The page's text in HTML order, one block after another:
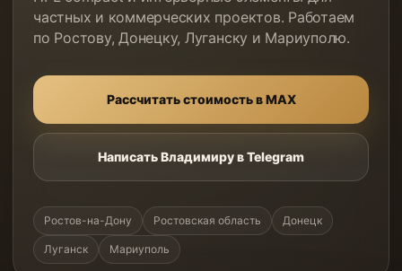
частных и коммерческих проектов. Работаем
по Ростову, Донецку, Луганску и Мариуполю.
Рассчитать стоимость в MAX
Написать Владимиру в Telegram
Ростов-на-Дону Ростовская область Донецк
Луганск Мариуполь